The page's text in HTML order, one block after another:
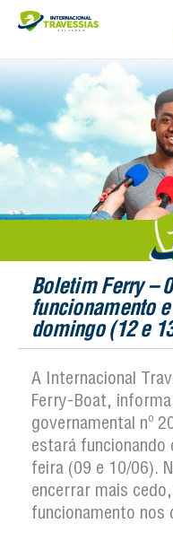
Boletim Ferry –
funcionamento
domingo (12 e
A Internacional
Ferry-Boat,
governamental nº
estará funcionando
feira (09 e 10/06).
encerrar mais
funcionamento nos